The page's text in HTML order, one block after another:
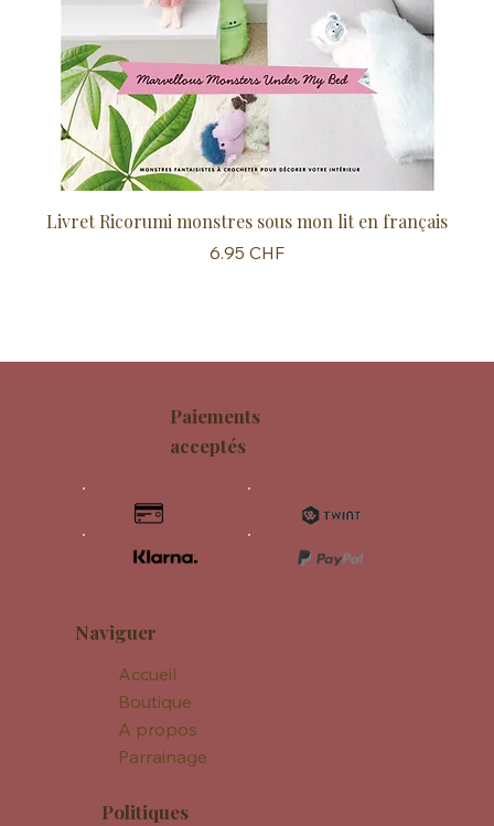
Livret Ricorumi monstres sous mon lit en français
Prix
6.95 CHF
Naviguer
Accueil
Boutique
A propos
Parrainage
Politiques
Paiements
acceptés